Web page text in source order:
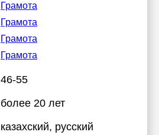
Грамота
Грамота
Грамота
Грамота
46-55
более 20 лет
казахский, русский